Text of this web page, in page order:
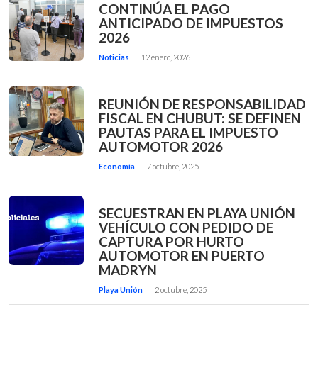
CONTINÚA EL PAGO
ANTICIPADO DE IMPUESTOS
2026
Noticias 12 enero, 2026
REUNIÓN DE RESPONSABILIDAD
FISCAL EN CHUBUT: SE DEFINEN
PAUTAS PARA EL IMPUESTO
AUTOMOTOR 2026
Economía 7 octubre, 2025
SECUESTRAN EN PLAYA UNIÓN
VEHÍCULO CON PEDIDO DE
CAPTURA POR HURTO
AUTOMOTOR EN PUERTO
MADRYN
Playa Unión 2 octubre, 2025